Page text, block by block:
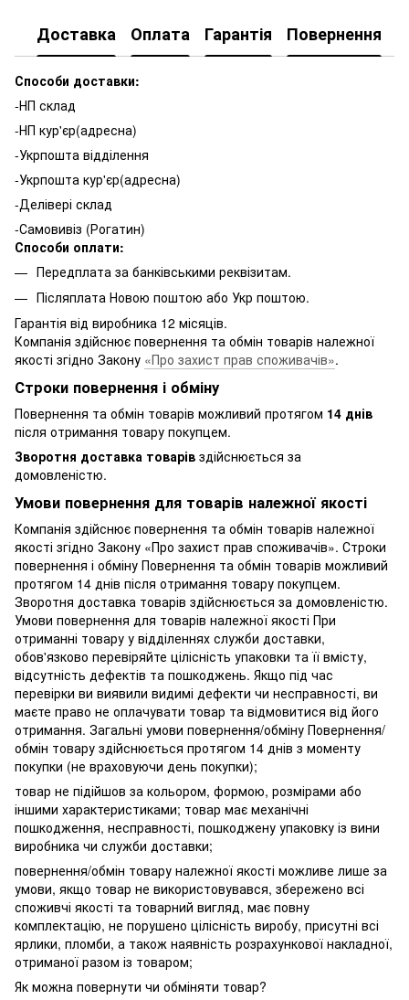
Доставка Оплата Гарантія Повернення
Способи доставки:
-НП склад
-НП кур'єр(адресна)
-Укрпошта відділення
-Укрпошта кур'єр(адресна)
-Делівері склад
-Самовивіз (Рогатин)
Способи оплати:
Передплата за банківськими реквізитам.
Післяплата Новою поштою або Укр поштою.
Гарантія від виробника 12 місяців.
Компанія здійснює повернення та обмін товарів належної
якості згідно Закону «Про захист прав споживачів».
Строки повернення і обміну
Повернення та обмін товарів можливий протягом 14 днів
після отримання товару покупцем.
Зворотня доставка товарів здійснюється за
домовленістю.
Умови повернення для товарів належної якості
Компанія здійснює повернення та обмін товарів належної
якості згідно Закону «Про захист прав споживачів». Строки
повернення і обміну Повернення та обмін товарів можливий
протягом 14 днів після отримання товару покупцем.
Зворотня доставка товарів здійснюється за домовленістю.
Умови повернення для товарів належної якості При
отриманні товару у відділеннях служби доставки,
обов'язково перевіряйте цілісність упаковки та її вмісту,
відсутність дефектів та пошкоджень. Якщо під час
перевірки ви виявили видимі дефекти чи несправності, ви
маєте право не оплачувати товар та відмовитися від його
отримання. Загальні умови повернення/обміну Повернення/
обмін товару здійснюється протягом 14 днів з моменту
покупки (не враховуючи день покупки);
товар не підійшов за кольором, формою, розмірами або
іншими характеристиками; товар має механічні
пошкодження, несправності, пошкоджену упаковку із вини
виробника чи служби доставки;
повернення/обмін товару належної якості можливе лише за
умови, якщо товар не використовувався, збережено всі
споживчі якості та товарний вигляд, має повну
комплектацію, не порушено цілісність виробу, присутні всі
ярлики, пломби, а також наявність розрахункової накладної,
отриманої разом із товаром;
Як можна повернути чи обміняти товар?